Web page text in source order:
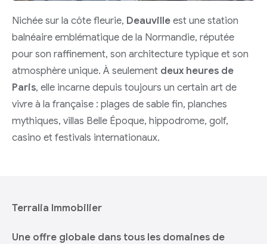
Nichée sur la côte fleurie, Deauvilleest une station
balnéaire emblématique de la Normandie, réputée
pour son raffinement, son architecture typique et son
atmosphère unique. À seulement deux heures de
Paris, elle incarne depuis toujours un certain art de
vivre à la française : plages de sable fin, planches
mythiques, villas Belle Époque, hippodrome, golf,
casino et festivals internationaux.
Terralia Immobilier
Une offre globale dans tous les domaines de